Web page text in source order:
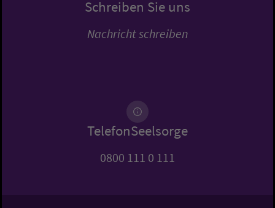
Schreiben Sie uns
Nachricht schreiben
TelefonSeelsorge
0800 111 0 111